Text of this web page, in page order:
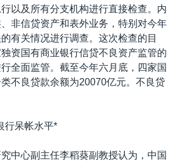
以及所有分支机构进行直接检查。内
非信贷资产和表外业务，特别对今年
有关情况进行调查。这次检查的目
资国有商业银行信贷不良资产监管的
全面监管。截至今年六月底，四家国
不良贷款余额为20070亿元。不良贷
行呆帐水平*
中心副主任李稻葵副教授认为，中国